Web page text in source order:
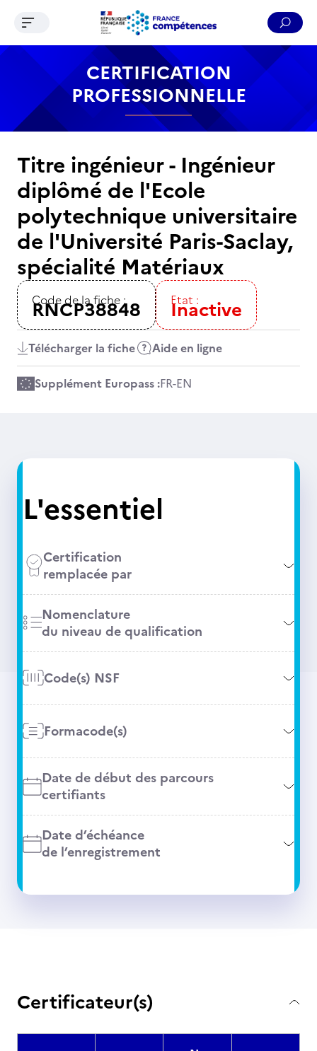
Contenu Recherche Menu Pied de page
Ouvrir le menu de navigation
CERTIFICATION
PROFESSIONNELLE
Titre ingénieur - Ingénieur
diplômé de l'Ecole
polytechnique universitaire
de l'Université Paris-Saclay,
spécialité Matériaux
Code de la fiche :
RNCP38848 Etat :
Inactive
Télécharger la fiche Aide en ligne
Supplément Europass :FR-EN
L'essentiel
Certification
remplacée par
Nomenclature
du niveau de qualification
Code(s) NSF
Formacode(s)
Date de début des parcours
certifiants
Date d’échéance
de l’enregistrement
Certificateur(s)